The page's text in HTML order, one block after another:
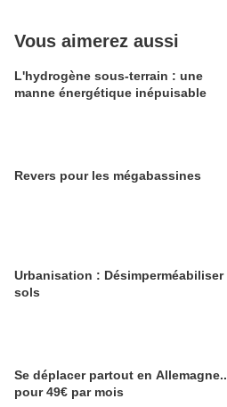
Vous aimerez aussi
L'hydrogène sous-terrain : une
manne énergétique inépuisable
Revers pour les mégabassines
Urbanisation : Désimperméabiliser
sols
Se déplacer partout en
pour 49€ par mois